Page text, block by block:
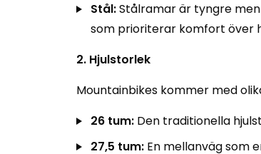
Stål:Stålramar är tyngre
som prioriterar komfort över
2. Hjulstorlek
Mountainbikes kommer med
26 tum: Den traditionella
27,5 tum: En mellanväg som